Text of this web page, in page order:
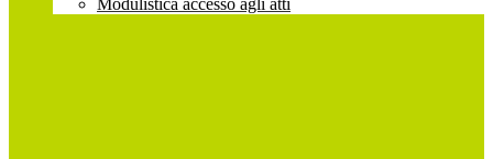
Modulistica accesso agli atti